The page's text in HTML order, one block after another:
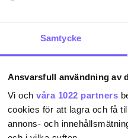
Samtycke
Ansvarsfull användning av
Vi och våra 1022 partners
cookies för att lagra och få
annons- och